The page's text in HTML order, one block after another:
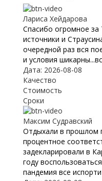
Лариса Хейдарова
Спасибо огромное за
источники и
очередной раз вся
и условия
Дата: 2026-08-08
Качество
Стоимость
Сроки
Максим Судравский
Отдыхали в прошлом
процентное
задекларировали в
году
пандемия все